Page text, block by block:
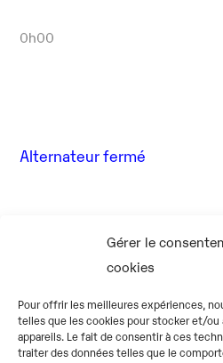
Gérer le
cookies
Pour offrir les meilleures expériences,
telles que les cookies pour stocker et/
appareils. Le fait de consentir à ces
traiter des données telles que le
0h00
Alternateur fermé